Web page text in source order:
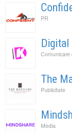
PR
Digital
Comunicare
The
Publicitate
Media